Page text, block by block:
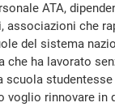
ATA,
associazioni che
del sistema
che ha lavorato
scuola
rinnovare in